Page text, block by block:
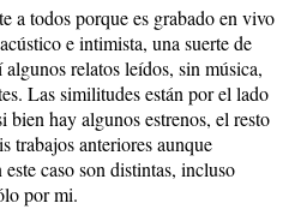
a todos porque es grabado en vivo
e intimista, una suerte de
relatos leídos, sin música,
Las similitudes están por el lado
bien hay algunos estrenos, el resto
trabajos anteriores aunque
caso son distintas, incluso
por mi.